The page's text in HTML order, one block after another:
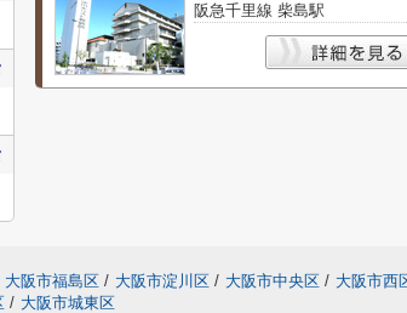
阪急千里線 柴島駅
大阪市福島区 / 大阪市淀川区 / 大阪市中央区 / 大阪市西
/ 大阪市城東区